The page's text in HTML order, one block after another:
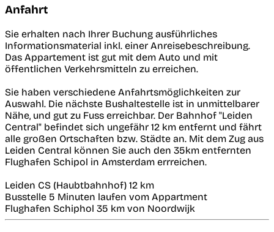
Anfahrt
Sie erhalten nach Ihrer Buchung ausführliches
Informationsmaterial inkl. einer Anreisebeschreibung.
Das Appartement ist gut mit dem Auto und mit
öffentlichen Verkehrsmitteln zu erreichen.
Sie haben verschiedene Anfahrtsmöglichkeiten zur
Auswahl. Die nächste Bushaltestelle ist in unmittelbarer
Nähe, und gut zu Fuss erreichbar. Der Bahnhof "Leiden
Central" befindet sich ungefähr 12 km entfernt und fährt
alle großen Ortschaften bzw. Städte an. Mit dem Zug aus
Leiden Central können Sie auch den 35km entfernten
Flughafen Schipol in Amsterdam errreichen.
Leiden CS (Haubtbahnhof) 12 km
Busstelle 5 Minuten laufen vom Appartment
Flughafen Schiphol 35 km von Noordwijk